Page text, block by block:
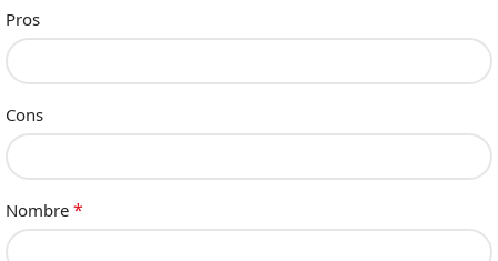
Pros
Cons
Nombre *